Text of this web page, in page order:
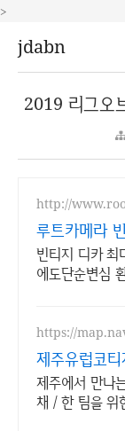
>
jdabn
2019 리그오
http://
루트카메라
빈티지 디카
빈티지 디카 최
에도단순변심
https://
제주유럽코
프라이빗 제
제주에서 만나
채 / 한 팀을 위